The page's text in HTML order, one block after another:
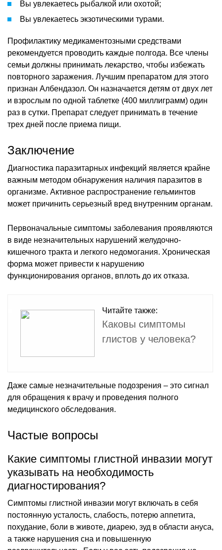
Вы увлекаетесь рыбалкой или охотой;
Вы увлекаетесь экзотическими турами.
Профилактику медикаментозными средствами
рекомендуется проводить каждые полгода. Все члены
семьи должны принимать лекарство, чтобы избежать
повторного заражения. Лучшим препаратом для этого
признан Албендазол. Он назначается детям от двух лет
и взрослым по одной таблетке (400 миллиграмм) один
раз в сутки. Препарат следует принимать в течение
трех дней после приема пищи.
Заключение
Диагностика паразитарных инфекций является крайне
важным методом обнаружения наличия паразитов в
организме. Активное распространение гельминтов
может причинить серьезный вред внутренним органам.
Первоначальные симптомы заболевания проявляются
в виде незначительных нарушений желудочно-
кишечного тракта и легкого недомогания. Хроническая
форма может привести к нарушению
функционирования органов, вплоть до их отказа.
Читайте также:
Каковы симптомы
глистов у человека?
Даже самые незначительные подозрения – это сигнал
для обращения к врачу и проведения полного
медицинского обследования.
Частые вопросы
Какие симптомы глистной инвазии могут
указывать на необходимость
диагностирования?
Симптомы глистной инвазии могут включать в себя
постоянную усталость, слабость, потерю аппетита,
похудание, боли в животе, диарею, зуд в области ануса,
а также нарушения сна и повышенную